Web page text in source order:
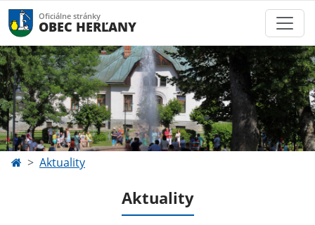
Oficiálne stránky
OBEC HERĽANY
Aktuality
Aktuality